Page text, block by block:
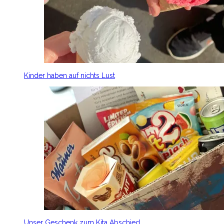
Kinder haben auf nichts Lust